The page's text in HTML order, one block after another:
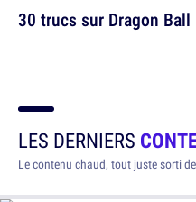
30 trucs sur Dragon Ball
LES DERNIERS
Le contenu chaud, tout juste sorti